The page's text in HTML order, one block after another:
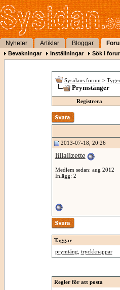
Nyheter Artiklar Bloggar
Bevakningar Inställningar Sök i
Sysidans forum >
Prymstänger
Registrera
2013-07-18, 20:26
lillalizette
Medlem sedan: aug 2012
Inlägg: 2
Taggar
prymtång tryckknappar
Regler för att posta